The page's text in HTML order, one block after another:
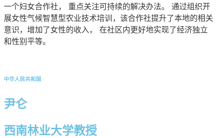
一个妇女合作社， 重点关注可持续的解决办法。
通过组织开
展女性气候智慧型农业技术培训，该合作社提升了本地的相关
意识，增加了女性的收入，
在社区内更好地实现了经济独立
和性别平等。
中华人民共和国
尹仑
西南林业大学教授